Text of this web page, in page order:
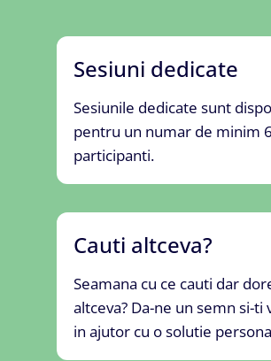
Sesiuni dedicate
Sesiunile dedicate sunt
pentru un numar de minim 6
participanti.
Cauti altceva?
Seamana cu ce cauti dar
altceva? Da-ne un semn si-ti
in ajutor cu o solutie